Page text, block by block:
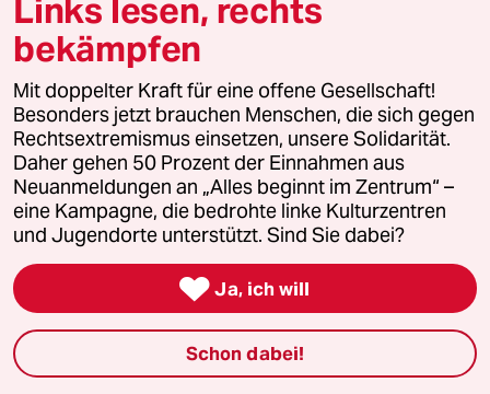
Podcast
bundestalk
fernverbindung
klima update°
Mauerecho
reingehen
Links lesen, rechts
bekämpfen
Mit doppelter Kraft für eine offene Gesellschaft!
Besonders jetzt brauchen Menschen, die sich gegen
Rechtsextremismus einsetzen, unsere Solidarität.
Daher gehen 50 Prozent der Einnahmen aus
Neuanmeldungen an „Alles beginnt im Zentrum“ –
eine Kampagne, die bedrohte linke Kulturzentren
und Jugendorte unterstützt. Sind Sie dabei?
 Ja, ich will
Schon dabei!